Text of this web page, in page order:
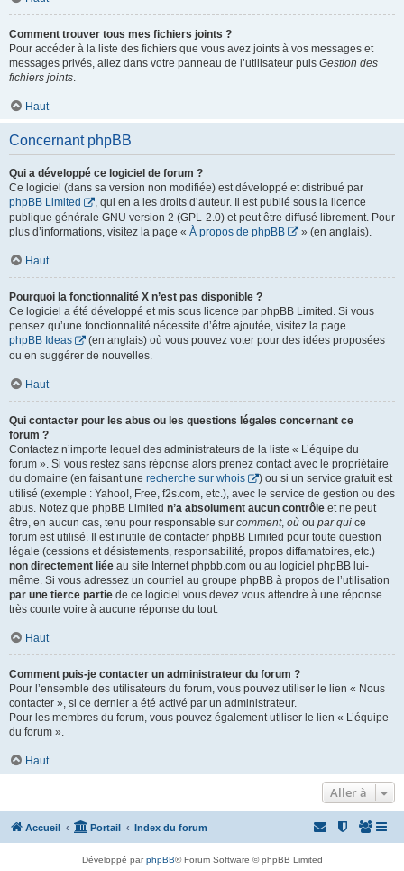
Comment trouver tous mes fichiers joints ?
Pour accéder à la liste des fichiers que vous avez joints à vos messages et
messages privés, allez dans votre panneau de l’utilisateur puis Gestion des
fichiers joints.
Haut
Concernant phpBB
Qui a développé ce logiciel de forum ?
Ce logiciel (dans sa version non modifiée) est développé et distribué par
phpBB Limited
, qui en a les droits d’auteur. Il est publié sous la licence
publique générale GNU version 2 (GPL-2.0) et peut être diffusé librement. Pour
plus d’informations, visitez la page « À propos de phpBB » (en anglais).
Haut
Pourquoi la fonctionnalité X n’est pas disponible ?
Ce logiciel a été développé et mis sous licence par phpBB Limited. Si vous
pensez qu’une fonctionnalité nécessite d’être ajoutée, visitez la page
phpBB Ideas
(en anglais) où vous pouvez voter pour des idées proposées
ou en suggérer de nouvelles.
Haut
Qui contacter pour les abus ou les questions légales concernant ce
forum ?
Contactez n’importe lequel des administrateurs de la liste « L’équipe du
forum ». Si vous restez sans réponse alors prenez contact avec le propriétaire
du domaine (en faisant une recherche sur whois
) ou si un service gratuit est
utilisé (exemple : Yahoo!, Free, f2s.com, etc.), avec le service de gestion ou des
abus. Notez que phpBB Limited n’a absolument aucun contrôle et ne peut
être, en aucun cas, tenu pour responsable sur comment, où ou par qui ce
forum est utilisé. Il est inutile de contacter phpBB Limited pour toute question
légale (cessions et désistements, responsabilité, propos diffamatoires, etc.)
non directement liée au site Internet phpbb.com ou au logiciel phpBB lui-
même. Si vous adressez un courriel au groupe phpBB à propos de l’utilisation
par une tierce partie de ce logiciel vous devez vous attendre à une réponse
très courte voire à aucune réponse du tout.
Haut
Comment puis-je contacter un administrateur du forum ?
Pour l’ensemble des utilisateurs du forum, vous pouvez utiliser le lien « Nous
contacter », si ce dernier a été activé par un administrateur.
Pour les membres du forum, vous pouvez également utiliser le lien « L’équipe
du forum ».
Haut
Aller à
Accueil Portail Index du forum
Développé parphpBB® Forum Software © phpBB Limited